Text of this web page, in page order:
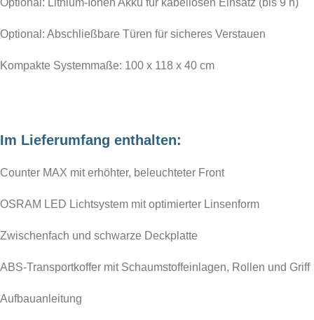
Optional: Lithium-Ionen Akku für kabellosen Einsatz (bis 9 h)
Optional: Abschließbare Türen für sicheres Verstauen
Kompakte Systemmaße: 100 x 118 x 40 cm
Im Lieferumfang enthalten:
Counter MAX mit erhöhter, beleuchteter Front
OSRAM LED Lichtsystem mit optimierter Linsenform
Zwischenfach und schwarze Deckplatte
ABS-Transportkoffer mit Schaumstoffeinlagen, Rollen und Griff
Aufbauanleitung